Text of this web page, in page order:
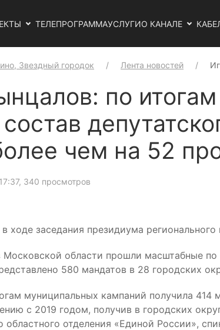
ТЕЛЕПРОГРАММАУСЛУГИО КАНАЛЕ
Звездный городок Лента новостей
по
чем на 52
, 340 просмотров
ходе заседания президиума
Московской области прошли масштабные
580 мандатов в 28 городских
муниципальных кампаний получила
с 2019 годом, получив в городских
областного отделения «Единой России»,